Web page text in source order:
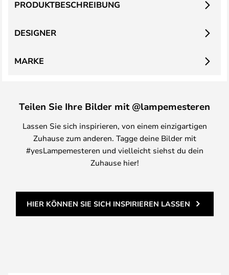
PRODUKTBESCHREIBUNG
DESIGNER
MARKE
Teilen Sie Ihre Bilder mit @lampemesteren
Lassen Sie sich inspirieren, von einem einzigartigen
Zuhause zum anderen. Tagge deine Bilder mit
#yesLampemesteren und vielleicht siehst du dein
Zuhause hier!
HIER KÖNNEN SIE SICH INSPIRIEREN LASSEN